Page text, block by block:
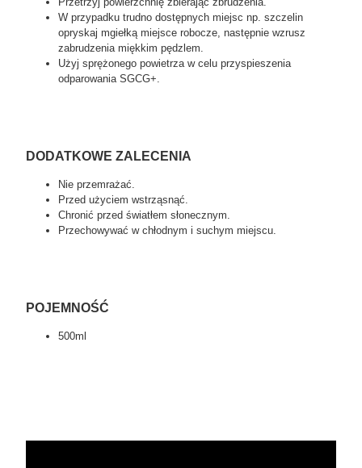
W przypadku trudno dostępnych miejsc np. szczelin
opryskaj mgiełką miejsce robocze, następnie wzrusz
zabrudzenia miękkim pędzlem.
Użyj sprężonego powietrza w celu przyspieszenia
odparowania SGCG+.
DODATKOWE ZALECENIA
Nie przemrażać.
Przed użyciem wstrząsnąć.
Chronić przed światłem słonecznym.
Przechowywać w chłodnym i suchym miejscu.
POJEMNOŚĆ
500ml